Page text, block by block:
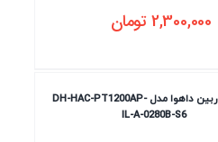
2,300,000تومان
قیمت دوربین داهوا مدل DH-HAC-PT1200AP-
IL-A-0280B-S6